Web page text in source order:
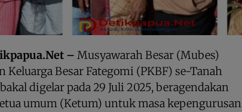
– Musyawarah Besar (Mubes)
Keluarga Besar Fategomi (PKBF) se-Tanah
digelar pada 29 Juli 2025, beragendakan
umum (Ketum) untuk masa kepengurusan